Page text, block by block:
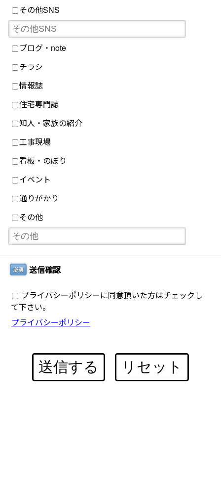
その他SNS
ブログ・note
チラシ
情報誌
住宅専門誌
知人・家族の紹介
工事現場
看板・のぼり
イベント
通りがかり
その他
必須 送信確認
プライバシーポリシーに同意頂いた方はチェックし
て下さい。
プライバシーポリシー
送信する リセット